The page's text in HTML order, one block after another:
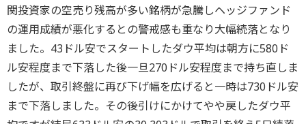
関投資家の空売り残高が多い銘柄が急騰しヘッジファンド
の運用成績が悪化するとの警戒感も重なり大幅続落となり
ました。43ドル安でスタートしたダウ平均は朝方に580ド
ル安程度まで下落した後一旦270ドル安程度まで持ち直しま
したが、取引終盤に再び下げ幅を広げると一時は730ドル安
まで下落しました。その後引けにかけてやや戻したダウ平